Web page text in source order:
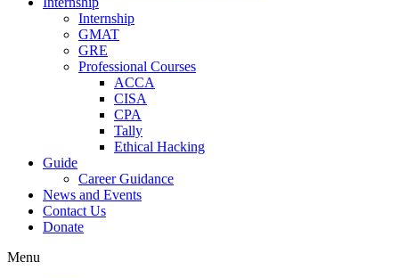
Internship
GMAT
GRE
Professional Courses
ACCA
CISA
CPA
Tally
Ethical Hacking
Guide
Career Guidance
News and Events
Contact Us
Donate
Menu